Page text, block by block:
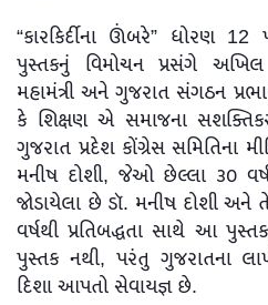
“કારકિર્દીના ઊંબરે” ધોરણ 12
પુસ્તકનું વિમોચન પ્રસંગે અખિલ
મહામંત્રી અને ગુજરાત સંગઠન
કે શિક્ષણ એ સમાજના
ગુજરાત પ્રદેશ કોંગ્રેસ સમિતિના
મનીષ દોશી, જેઓ છેલ્લા ૩૦
જોડાયેલા છે ડૉ. મનીષ દોશી અને
વર્ષથી પ્રતિબદ્ધતા સાથે આ
પુસ્તક નથી, પરંતુ ગુજરાતના
દિશા આપતો સેવાયજ્ઞ છે.